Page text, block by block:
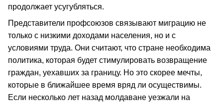
продолжает усугубляться.
Представители профсоюзов связывают миграцию не
только с низкими доходами населения, но и с
условиями труда. Они считают, что стране необходима
политика, которая будет стимулировать возвращение
граждан, уехавших за границу. Но это скорее мечты,
которые в ближайшее время вряд ли осуществимы.
Если несколько лет назад молдаване уезжали на